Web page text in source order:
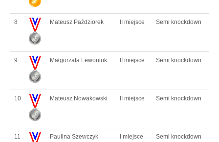
8 Mateusz Paździorek II miejsce Semi knockdown
9 Małgorzata Lewoniuk II miejsce Semi knockdown
10 Mateusz Nowakowski II miejsce Semi knockdown
11 Paulina Szewczyk I miejsce Semi knockdown